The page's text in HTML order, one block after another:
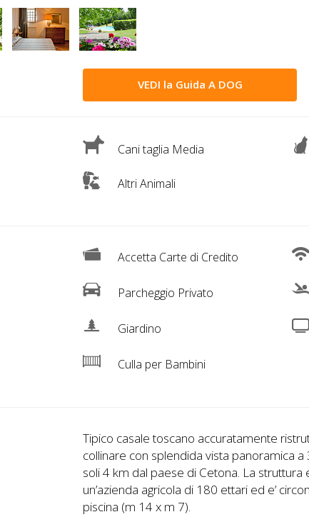
VEDI la Guida A DOG
Cani taglia Media
Altri Animali
Accetta Carte di Credito
Parcheggio Privato
Giardino
Culla per Bambini
Tipico casale toscano accuratamente
collinare con splendida vista panoramica a
soli 4 km dal paese di Cetona. La struttura
un’azienda agricola di 180 ettari ed e’
piscina (m 14 x m 7).